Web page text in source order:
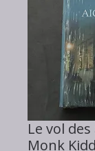
Le vol
Monk Kidd